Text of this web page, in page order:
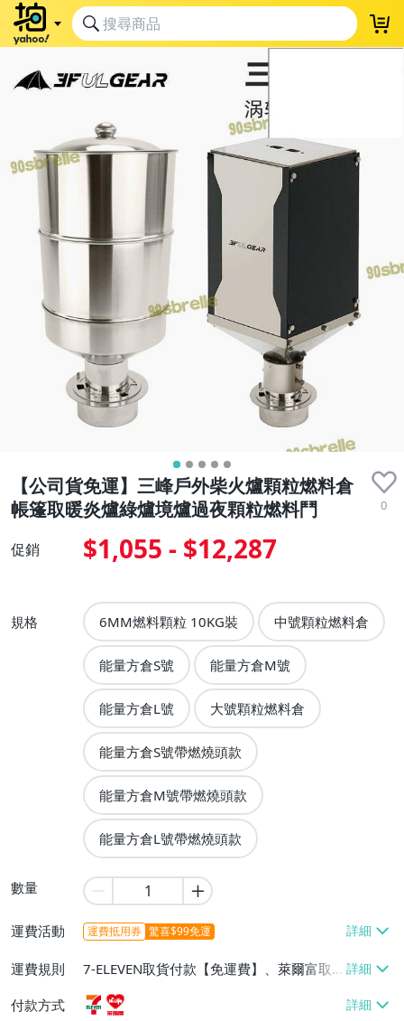
【公司貨免運】三峰戶外柴火爐顆粒燃料倉
帳篷取暖炎爐綠爐境爐過夜顆粒燃料鬥
0
促銷 $1,055 - $12,287
規格 6MM燃料顆粒 10KG裝 中號顆粒燃料倉
能量方倉S號 能量方倉M號
能量方倉L號 大號顆粒燃料倉
能量方倉S號帶燃燒頭款
能量方倉M號帶燃燒頭款
能量方倉L號帶燃燒頭款
數量
運費活動 運費抵用券 驚喜$99免運
運費規則
7-ELEVEN取貨付款【免運費】、萊爾富取
貨付款【免運費】
付款方式